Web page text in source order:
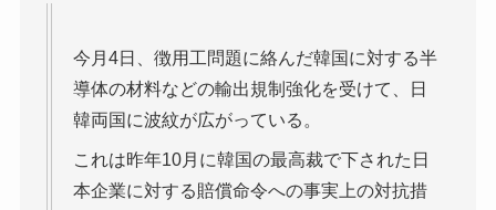
今月4日、徴用工問題に絡んだ韓国に対する半
導体の材料などの輸出規制強化を受けて、日
韓両国に波紋が広がっている。
これは昨年10月に韓国の最高裁で下された日
本企業に対する賠償命令への事実上の対抗措